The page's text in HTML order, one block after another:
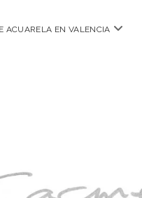
ACUARELA EN VALENCIA abrir